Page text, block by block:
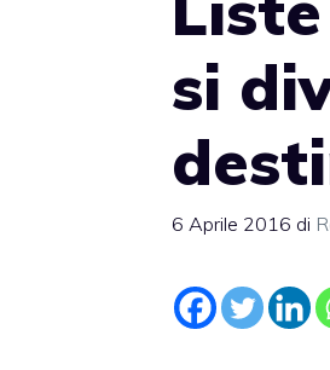
si
6 Aprile 2016 di